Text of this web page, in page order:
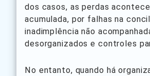
dos casos, as perdas
acumulada, por falhas na
inadimplência não
desorganizados e controles
No entanto, quando há